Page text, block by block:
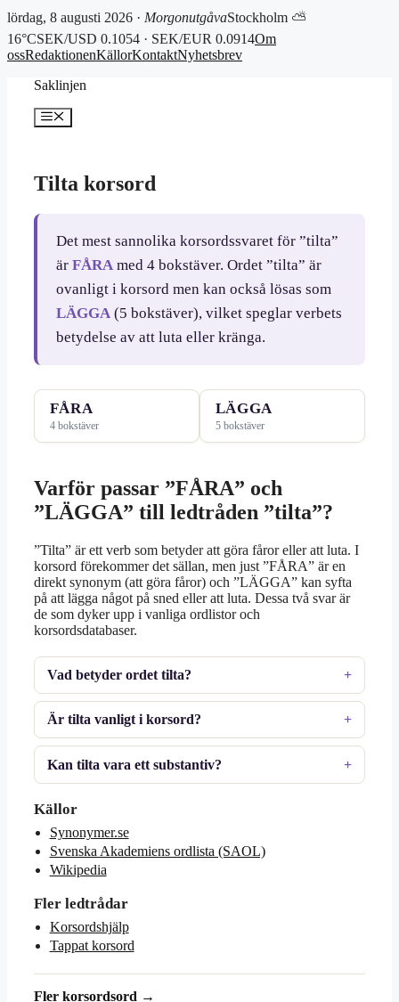
lördag, 8 augusti 2026 · MorgonutgåvaStockholm ⛅
16°CSEK/USD 0.1054 · SEK/EUR 0.0914Om
ossRedaktionenKällorKontaktNyhetsbrev
Saklinjen
Meny
Tilta korsord
Det mest sannolika korsordssvaret för ”tilta”
är FÅRAmed 4 bokstäver. Ordet ”tilta” är
ovanligt i korsord men kan också lösas som
LÄGGA(5 bokstäver), vilket speglar verbets
betydelse av att luta eller kränga.
FÅRA
4 bokstäver
LÄGGA
5 bokstäver
Varför passar ”FÅRA” och
”LÄGGA” till ledtråden ”tilta”?
”Tilta” är ett verb som betyder att göra fåror eller att luta. I
korsord förekommer det sällan, men just ”FÅRA” är en
direkt synonym (att göra fåror) och ”LÄGGA” kan syfta
på att lägga något på sned eller att luta. Dessa två svar är
de som dyker upp i vanliga ordlistor och
korsordsdatabaser.
Vad betyder ordet tilta?
Är tilta vanligt i korsord?
Kan tilta vara ett substantiv?
Källor
Synonymer.se
Svenska Akademiens ordlista (SAOL)
Wikipedia
Fler ledtrådar
Korsordshjälp
Tappat korsord
Fler korsordsord →